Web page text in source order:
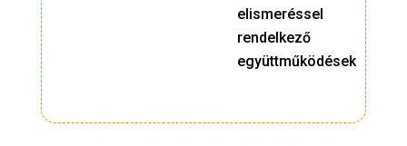
elismeréssel
rendelkező
együttműködések